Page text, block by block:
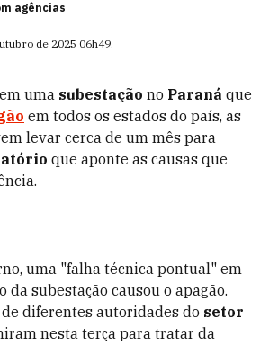
agências
de 2025 06h49.
uma subestação no Paraná que
em todos os estados do país, as
levar cerca de um mês para
que aponte as causas que
uma "falha técnica pontual" em
subestação causou o apagão.
diferentes autoridades do setor
nesta terça para tratar da